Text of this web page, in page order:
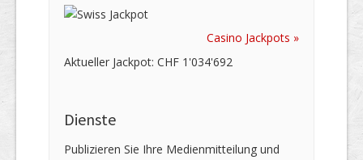
Casino Jackpots »
Aktueller Jackpot: CHF 1'034'692
Dienste
Publizieren Sie Ihre Medienmitteilung und